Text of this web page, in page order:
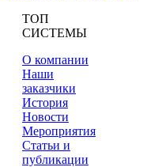
ТОП
СИСТЕМЫ
О компании
Наши
заказчики
История
Новости
Мероприятия
Статьи и
публикации